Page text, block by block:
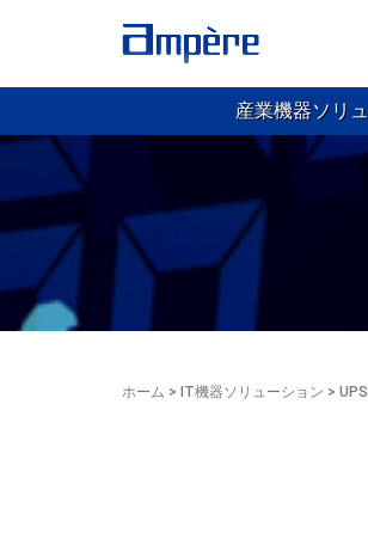
産業機器ソリ
ホーム > IT機器ソリューション >